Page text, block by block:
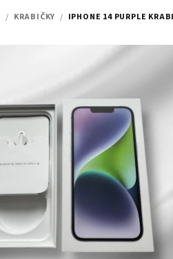
/ KRABIČKY / IPHONE 14 PURPLE